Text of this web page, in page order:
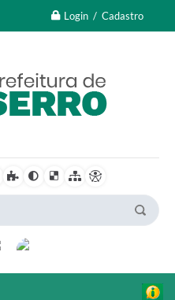
Login / Cadastro